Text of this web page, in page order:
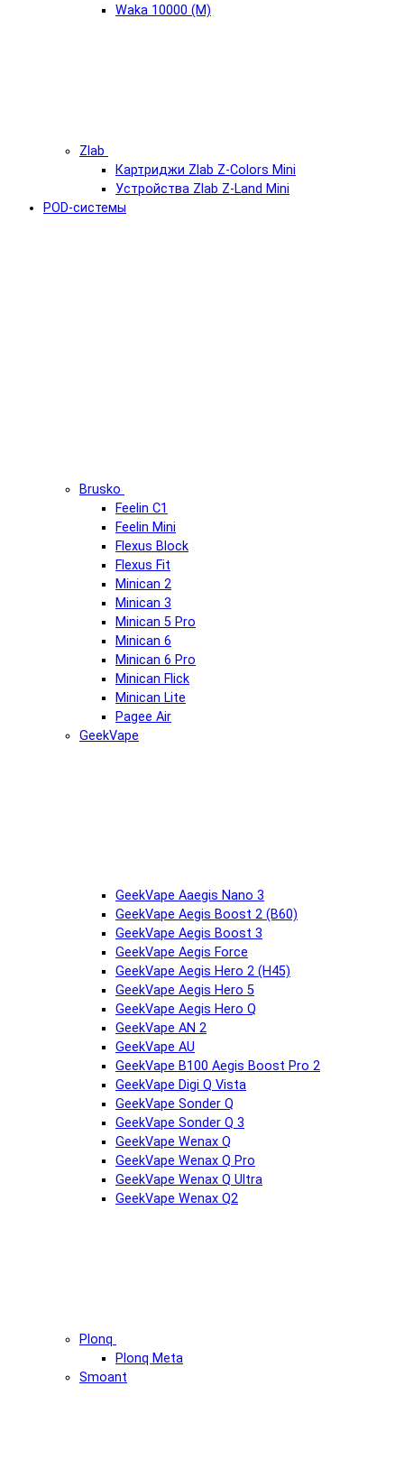
Waka 10000 (М)
Zlab
Картриджи Zlab Z-Colors Mini
Устройства Zlab Z-Land Mini
POD-системы
Brusko
Feelin C1
Feelin Mini
Flexus Block
Flexus Fit
Minican 2
Minican 3
Minican 5 Pro
Minican 6
Minican 6 Pro
Minican Flick
Minican Lite
Pagee Air
GeekVape
GeekVape Aaegis Nano 3
GeekVape Aegis Boost 2 (B60)
GeekVape Aegis Boost 3
GeekVape Aegis Force
GeekVape Aegis Hero 2 (H45)
GeekVape Aegis Hero 5
GeekVape Aegis Hero Q
GeekVape AN 2
GeekVape AU
GeekVape B100 Aegis Boost Pro 2
GeekVape Digi Q Vista
GeekVape Sonder Q
GeekVape Sonder Q 3
GeekVape Wenax Q
GeekVape Wenax Q Pro
GeekVape Wenax Q Ultra
GeekVape Wenax Q2
Plonq
Plonq Meta
Smoant